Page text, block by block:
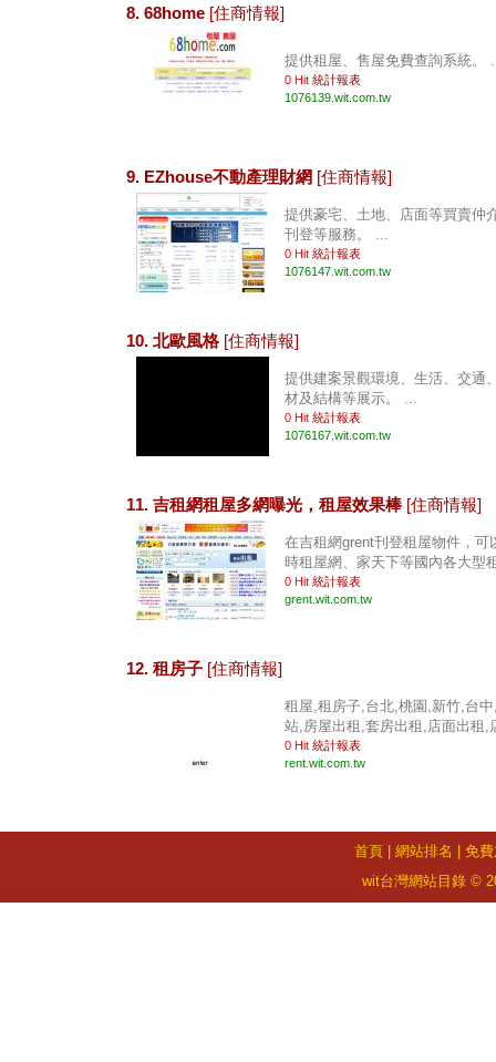
8. 68home [住商情報]
提供租屋、售屋免費查詢系統。
0 Hit 統計報表
1076139.wit.com.tw
9. EZhouse不動產理財網 [住商情報]
提供豪宅、土地、店面等買賣仲
刊登等服務。 ...
0 Hit 統計報表
1076147.wit.com.tw
10. 北歐風格 [住商情報]
提供建案景觀環境、生活、交通
材及結構等展示。 ...
0 Hit 統計報表
1076167.wit.com.tw
11. 吉租網租屋多網曝光，租屋效果棒 [住商情報]
在吉租網grent刊登租屋物件，可
時租屋網、家天下等國內各大型
0 Hit 統計報表
grent.wit.com.tw
12. 租房子 [住商情報]
租屋,租房子,台北,桃園,新竹,台
站,房屋出租,套房出租,店面出租,
0 Hit 統計報表
rent.wit.com.tw
首頁| 網站排名
免
wit台灣網站目錄 ©